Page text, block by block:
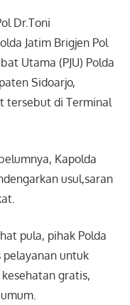
Dr.Toni
Jatim Brigjen Pol
Utama (PJU) Polda
Sidoarjo,
tersebut di Terminal
Kapolda
usul,saran
pula, pihak Polda
pelayanan untuk
gratis,